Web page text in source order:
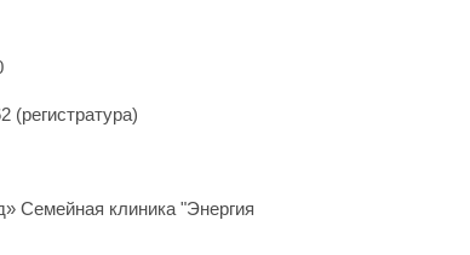
(регистратура)
клиника "Энергия